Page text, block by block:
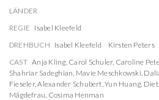
LÄNDER
REGIE Isabel Kleefeld
DREHBUCH Isabel Kleefeld
Kirsten Peters
CAST Anja Kling, Carol Schuler, Caroline
Shahriar Sadeghian, Mavie Meschkowski,
Fieseler,Alexander Schubert,Yun Huang,
Mägdefrau, Cosima Henman